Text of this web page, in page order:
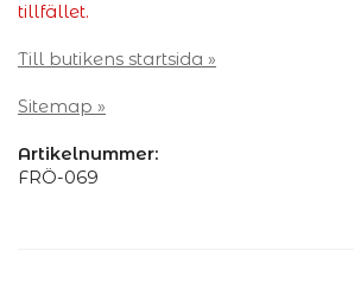
tillfället.
Till butikens startsida »
Sitemap »
Artikelnummer:
FRÖ-069